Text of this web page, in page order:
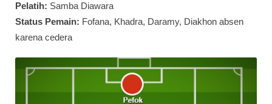
Pelatih: Samba Diawara
Status Pemain: Fofana, Khadra, Daramy, Diakhon absen
karena cedera